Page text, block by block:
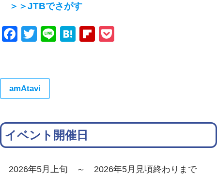
＞＞JTBでさがす
Facebook
Twitter
LineHatenaFlipboard
amAtavi
イベント開催日
2026年5月上旬 ～ 2026年5月見頃終わりまで